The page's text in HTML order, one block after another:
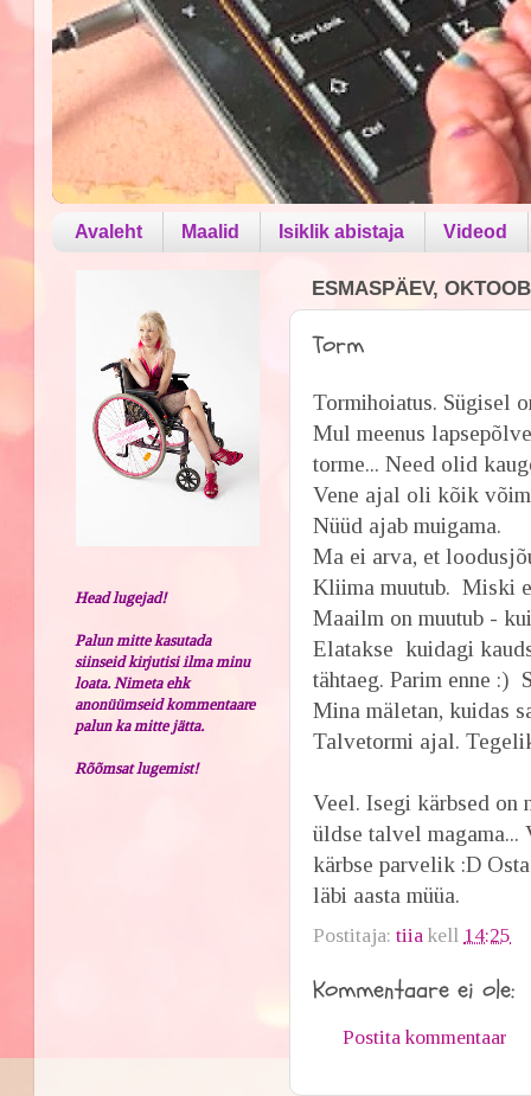
Avaleht Maalid Isiklik abistaja Videod
ESMASPÄEV,
Torm
Tormihoiatus. Sügisel
Mul meenus
torme... Need olid
Vene ajal oli kõik
Nüüd ajab muigama.
Ma ei arva, et
Kliima muutub. Miski
Maailm on muutub -
Elatakse kuidagi
tähtaeg. Parim enne :)
Mina mäletan, kuidas
Talvetormi ajal.
Veel. Isegi kärbsed
üldse talvel magama...
kärbse parvelik :D
läbi aasta müüa.
Postitaja:tiia kell 14:25
Kommentaare ei ole:
Postita kommentaar
Head lugejad!
Palun mitte kasutada
siinseid kirjutisi ilma minu
loata. Nimeta ehk
anonüümseid kommentaare
palun ka mitte jätta.
Rõõmsat lugemist!